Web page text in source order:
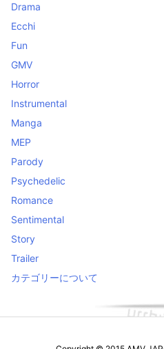
Drama
Ecchi
Fun
GMV
Horror
Instrumental
Manga
MEP
Parody
Psychedelic
Romance
Sentimental
Story
Trailer
カテゴリーについて